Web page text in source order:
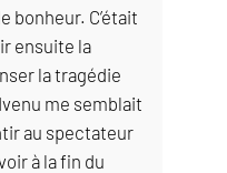
bonheur. C’était
ensuite la
la tragédie
me semblait
au spectateur
à la fin du